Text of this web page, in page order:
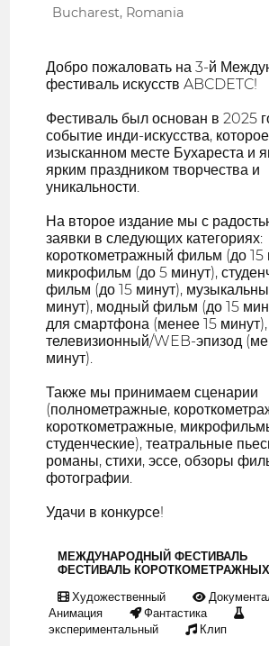
Bucharest, Romania
Добро пожаловать на 3-й
фестиваль искусств ABCDETC!
Фестиваль был основан в 2025
событие инди-искусства,
изысканном месте Бухареста и
ярким праздником творчества и
уникальности.
На второе издание мы с
заявки в следующих категориях:
короткометражный фильм (до 15
микрофильм (до 5 минут),
фильм (до 15 минут),
минут), модный фильм (до 15
для смартфона (менее 15 минут),
телевизионный/WEB-эпизод
минут).
Также мы принимаем сценарии
(полнометражные,
короткометражные,
студенческие), театральные
романы, стихи, эссе, обзоры
фотографии.
Удачи в конкурсе!
МЕЖДУНАРОДНЫЙ ФЕСТИВАЛЬ
ФЕСТИВАЛЬ
Художественный
Анимация
Фантастика
экспериментальный
Клип